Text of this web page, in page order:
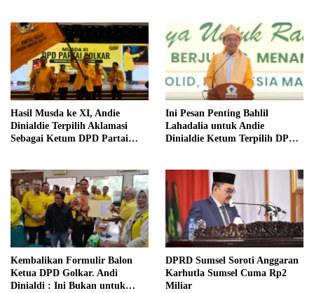
Hasil Musda ke XI, Andie
Dinialdie Terpilih Aklamasi
Sebagai Ketum DPD Partai
Ini Pesan Penting Bahlil
Lahadalia untuk Andie
Dinialdie Ketum Terpilih DPD
Kembalikan Formulir Balon
Ketua DPD Golkar. Andi
Dinialdi : Ini Bukan untuk
DPRD Sumsel Soroti Anggaran
Karhutla Sumsel Cuma Rp2
Miliar